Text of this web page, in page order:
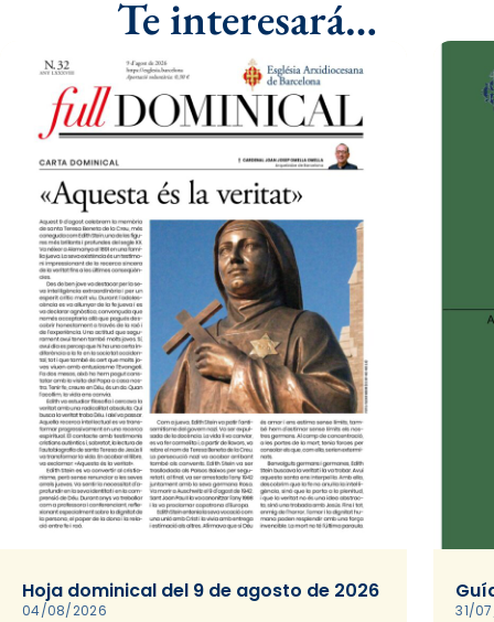
Te interesará…
Hoja dominical del 9 de agosto de 2026
04/08/2026 31/